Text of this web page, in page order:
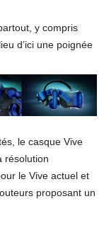
y compris
d’ici une poignée
le casque Vive
résolution
le Vive actuel et
proposant un